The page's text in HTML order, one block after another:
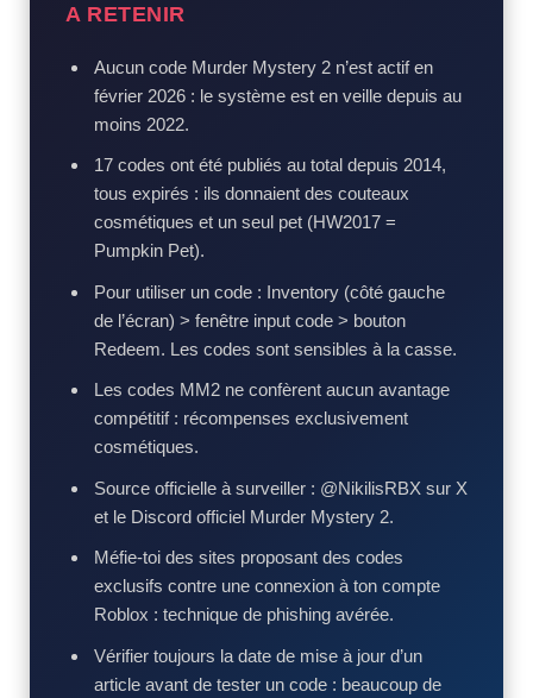
A RETENIR
Aucun code Murder Mystery 2 n’est actif en
février 2026 : le système est en veille depuis au
moins 2022.
17 codes ont été publiés au total depuis 2014,
tous expirés : ils donnaient des couteaux
cosmétiques et un seul pet (HW2017 =
Pumpkin Pet).
Pour utiliser un code : Inventory (côté gauche
de l’écran) > fenêtre input code > bouton
Redeem. Les codes sont sensibles à la casse.
Les codes MM2 ne confèrent aucun avantage
compétitif : récompenses exclusivement
cosmétiques.
Source officielle à surveiller : @NikilisRBX sur X
et le Discord officiel Murder Mystery 2.
Méfie-toi des sites proposant des codes
exclusifs contre une connexion à ton compte
Roblox : technique de phishing avérée.
Vérifier toujours la date de mise à jour d’un
article avant de tester un code : beaucoup de